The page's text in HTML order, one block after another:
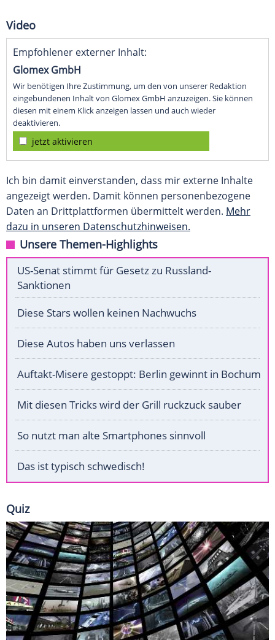
Video
Empfohlener externer Inhalt:
Glomex GmbH
Wir benötigen Ihre Zustimmung, um den von unserer Redaktion
eingebundenen Inhalt von Glomex GmbH anzuzeigen. Sie können
diesen mit einem Klick anzeigen lassen und auch wieder
deaktivieren.
jetzt aktivieren
Ich bin damit einverstanden, dass mir externe Inhalte
angezeigt werden. Damit können personenbezogene
Daten an Drittplattformen übermittelt werden. Mehr
dazu in unseren Datenschutzhinweisen.
Unsere Themen-Highlights
US-Senat stimmt für Gesetz zu Russland-
Sanktionen
Diese Stars wollen keinen Nachwuchs
Diese Autos haben uns verlassen
Auftakt-Misere gestoppt: Berlin gewinnt in Bochum
Mit diesen Tricks wird der Grill ruckzuck sauber
So nutzt man alte Smartphones sinnvoll
Das ist typisch schwedisch!
Quiz